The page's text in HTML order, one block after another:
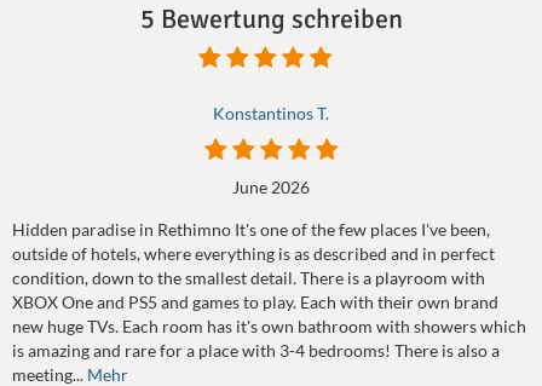
5 Bewertung schreiben
Konstantinos T.
June 2026
Hidden paradise in Rethimno It's one of the few places I've been,
outside of hotels, where everything is as described and in perfect
condition, down to the smallest detail. There is a playroom with
XBOX One and PS5 and games to play. Each with their own brand
new huge TVs. Each room has it's own bathroom with showers which
is amazing and rare for a place with 3-4 bedrooms! There is also a
meeting... Mehr